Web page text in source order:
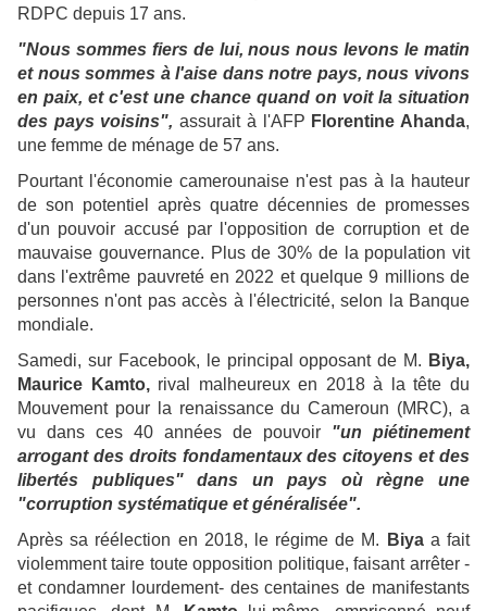
RDPC depuis 17 ans.
"Nous sommes fiers de lui, nous nous levons le matin
et nous sommes à l'aise dans notre pays, nous vivons
en paix, et c'est une chance quand on voit la situation
des pays voisins", assurait à l'AFP Florentine Ahanda,
une femme de ménage de 57 ans.
Pourtant l'économie camerounaise n'est pas à la hauteur
de son potentiel après quatre décennies de promesses
d'un pouvoir accusé par l'opposition de corruption et de
mauvaise gouvernance. Plus de 30% de la population vit
dans l'extrême pauvreté en 2022 et quelque 9 millions de
personnes n'ont pas accès à l'électricité, selon la Banque
mondiale.
Samedi, sur Facebook, le principal opposant de M. Biya,
Maurice Kamto,rival malheureux en 2018 à la tête du
Mouvement pour la renaissance du Cameroun (MRC), a
vu dans ces 40 années de pouvoir "un piétinement
arrogant des droits fondamentaux des citoyens et des
libertés publiques" dans un pays où règne une
"corruption systématique et généralisée".
Après sa réélection en 2018, le régime de M.
Biyaa fait
violemment taire toute opposition politique, faisant arrêter -
et condamner lourdement- des centaines de manifestants